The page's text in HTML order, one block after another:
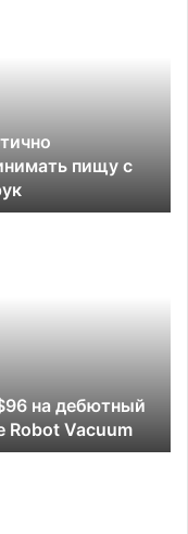
пищу с
на дебютный
Robot Vacuum